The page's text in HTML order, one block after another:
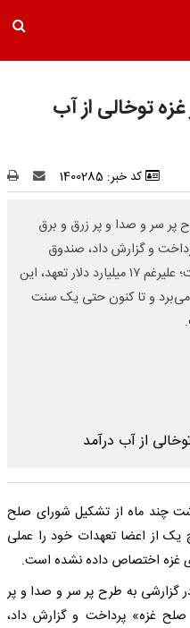
توخالی از آب
کد خبر: 1400285
پر سر و صدا و پر زرق و برق
و گزارش داد، صندوق
«شورای صلح» دونالد ترامپ خالی است؛ علیرغم ۱۷ میلیارد دلار تعهد، این
می‌برد و تا کنون حتی یک سنت
چند ماه از تشکیل شورای صلح
از اعضا تعهدات خود را عملی
غزه اختصاص داده نشده است.
در گزارشی به طرح پر سر و صدا و پر
غزه» پرداخت و گزارش داد،